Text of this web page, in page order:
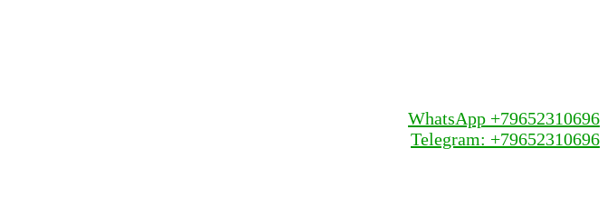
WhatsApp +79652310696
Telegram: +79652310696